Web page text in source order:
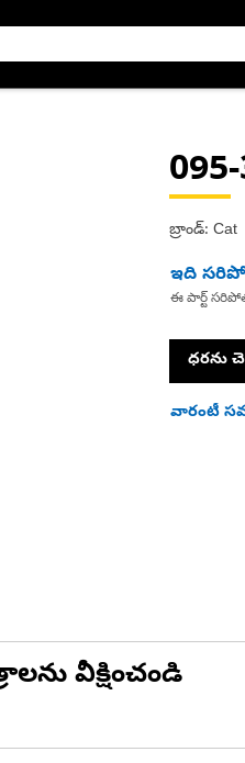
బ్రాండ్: Cat
ఇది
ఈ పార్ట్
ధరను
వారంటీ
వీక్షించండి